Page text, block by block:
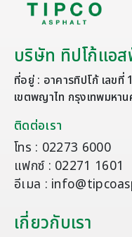
บริษัท ทิปโก้แอ
ที่อยู่ : อาคารทิปโก้ เลข
เขตพญาไท กรุงเทพมหา
ติดต่อเรา
โทร : 02273 6000
แฟกซ์ : 02271 1601
อีเมล :
เกี่ยวกับเรา